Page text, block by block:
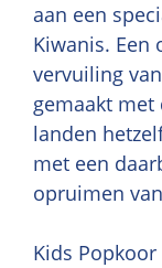
aan een
Kiwanis. Een
vervuiling
gemaakt
landen
met een
opruimen
Kids